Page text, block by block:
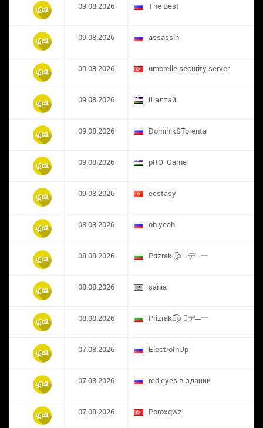
09.08.2026 The Best
09.08.2026 assassin
09.08.2026 umbrelle security server
09.08.2026 Шалтай
09.08.2026 DominikSTorenta
09.08.2026 pRO_Game
09.08.2026 ecstasy
08.08.2026 oh yeah
08.08.2026 Prizrak๏̯͡๏ ︻デ═一
08.08.2026 sania
08.08.2026 Prizrak๏̯͡๏ ︻デ═一
07.08.2026 ElectroInUp
07.08.2026 red eyes в здании
07.08.2026 ​Poroxqwz